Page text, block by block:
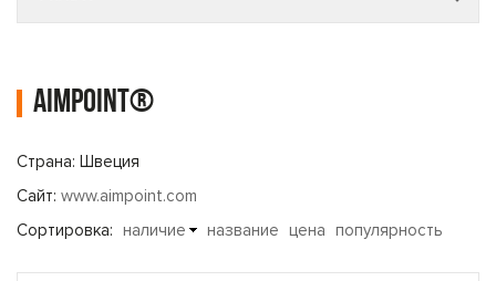
Aimpoint®
Страна: Швеция
Сайт: www.aimpoint.com
Сортировка: наличие название цена популярность